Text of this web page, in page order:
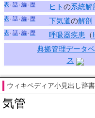
表 話 編 歴 ヒトの系統解
表 話 編 歴 下気道の解剖
表 話 編 歴 呼吸器疾患 （
典拠管理データ
ス
ウィキペディア小見出し辞書
気管